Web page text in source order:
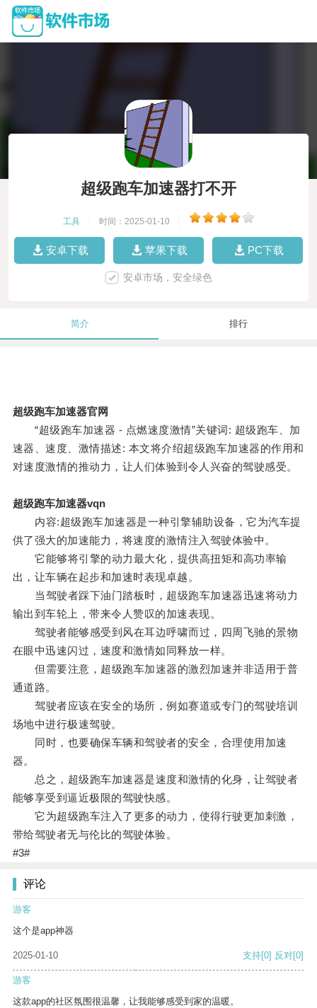
超级跑车加速器打不开
工具 时间：2025-01-10
安卓下载 苹果下载 PC下载
安卓市场，安全绿色
简介 排行
超级跑车加速器官网
“超级跑车加速器 - 点燃速度激情”关键词: 超级跑车、加
速器、速度、激情描述: 本文将介绍超级跑车加速器的作用和
对速度激情的推动力，让人们体验到令人兴奋的驾驶感受。
超级跑车加速器vqn
内容:超级跑车加速器是一种引擎辅助设备，它为汽车提
供了强大的加速能力，将速度的激情注入驾驶体验中。
它能够将引擎的动力最大化，提供高扭矩和高功率输
出，让车辆在起步和加速时表现卓越。
当驾驶者踩下油门踏板时，超级跑车加速器迅速将动力
输出到车轮上，带来令人赞叹的加速表现。
驾驶者能够感受到风在耳边呼啸而过，四周飞驰的景物
在眼中迅速闪过，速度和激情如同释放一样。
但需要注意，超级跑车加速器的激烈加速并非适用于普
通道路。
驾驶者应该在安全的场所，例如赛道或专门的驾驶培训
场地中进行极速驾驶。
同时，也要确保车辆和驾驶者的安全，合理使用加速
器。
总之，超级跑车加速器是速度和激情的化身，让驾驶者
能够享受到逼近极限的驾驶快感。
它为超级跑车注入了更多的动力，使得行驶更加刺激，
带给驾驶者无与伦比的驾驶体验。
#3#
评论
游客
这个是app神器
2025-01-10 支持[0] 反对[0]
游客
这款app的社区氛围很温馨，让我能够感受到家的温暖。